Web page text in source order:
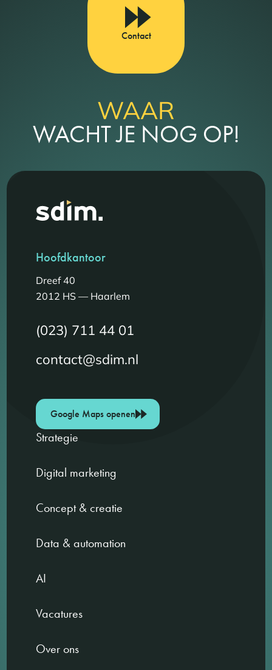
Contact
WAAR
WACHT JE NOG OP!
Hoofdkantoor
Dreef 40
2012 HS — Haarlem
(023) 711 44 01
contact@sdim.nl
Google Maps openen
Strategie
Digital marketing
Concept & creatie
Data & automation
AI
Vacatures
Over ons